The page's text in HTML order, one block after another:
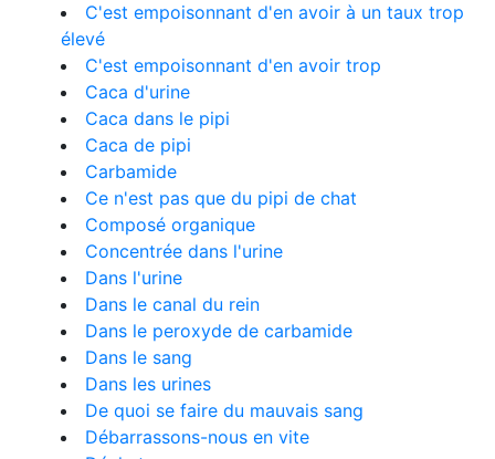
C'est empoisonnant d'en avoir à un taux trop
élevé
C'est empoisonnant d'en avoir trop
Caca d'urine
Caca dans le pipi
Caca de pipi
Carbamide
Ce n'est pas que du pipi de chat
Composé organique
Concentrée dans l'urine
Dans l'urine
Dans le canal du rein
Dans le peroxyde de carbamide
Dans le sang
Dans les urines
De quoi se faire du mauvais sang
Débarrassons-nous en vite